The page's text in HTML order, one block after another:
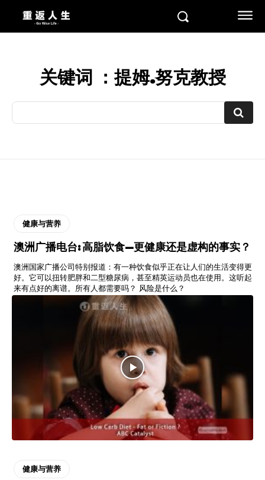
关键词 ：提姆.努克教授
健康与营养
澳洲广播电台: 高脂饮食—更健康还是虚构的事实？
澳洲国家广播公司特别报道：有一种饮食似乎正在让人们的生活变得更
好。它可以扭转肥胖和二型糖尿病，甚至精英运动员也在使用。这听起
来有点好的离谱。所有人都需要吗？ 风险是什么？
健康与营养